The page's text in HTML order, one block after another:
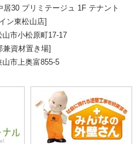
30 プリミテージュ 1F テナント
ン東松山店]
市小松原町17-17
兼資材置き場]
山市上奥富855-5